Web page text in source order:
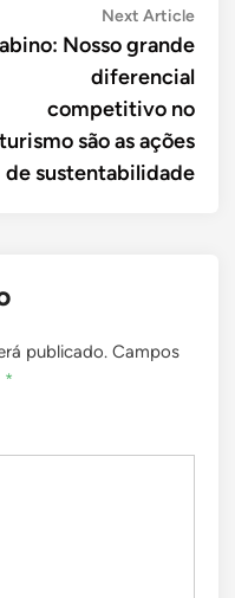
Next ArticleNext
Nosso grande
diferencial
competitivo no
turismo são as ações
de sustentabilidade
publicado. Campos
*